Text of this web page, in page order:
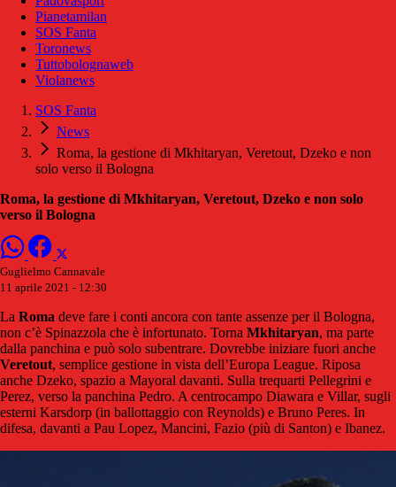
Pianetamilan
SOS Fanta
Toronews
Tuttobolognaweb
Violanews
SOS Fanta
News
Roma, la gestione di Mkhitaryan, Veretout, Dzeko e non
solo verso il Bologna
Roma, la gestione di Mkhitaryan, Veretout, Dzeko e non solo
verso il Bologna
Guglielmo Cannavale
11 aprile 2021 - 12:30
La Roma deve fare i conti ancora con tante assenze per il Bologna,
non c’è Spinazzola che è infortunato. Torna Mkhitaryan, ma parte
dalla panchina e può solo subentrare. Dovrebbe iniziare fuori anche
Veretout, semplice gestione in vista dell’Europa League. Riposa
anche Dzeko, spazio a Mayoral davanti. Sulla trequarti Pellegrini e
Perez, verso la panchina Pedro. A centrocampo Diawara e Villar, sugli
esterni Karsdorp (in ballottaggio con Reynolds) e Bruno Peres. In
difesa, davanti a Pau Lopez, Mancini, Fazio (più di Santon) e Ibanez.